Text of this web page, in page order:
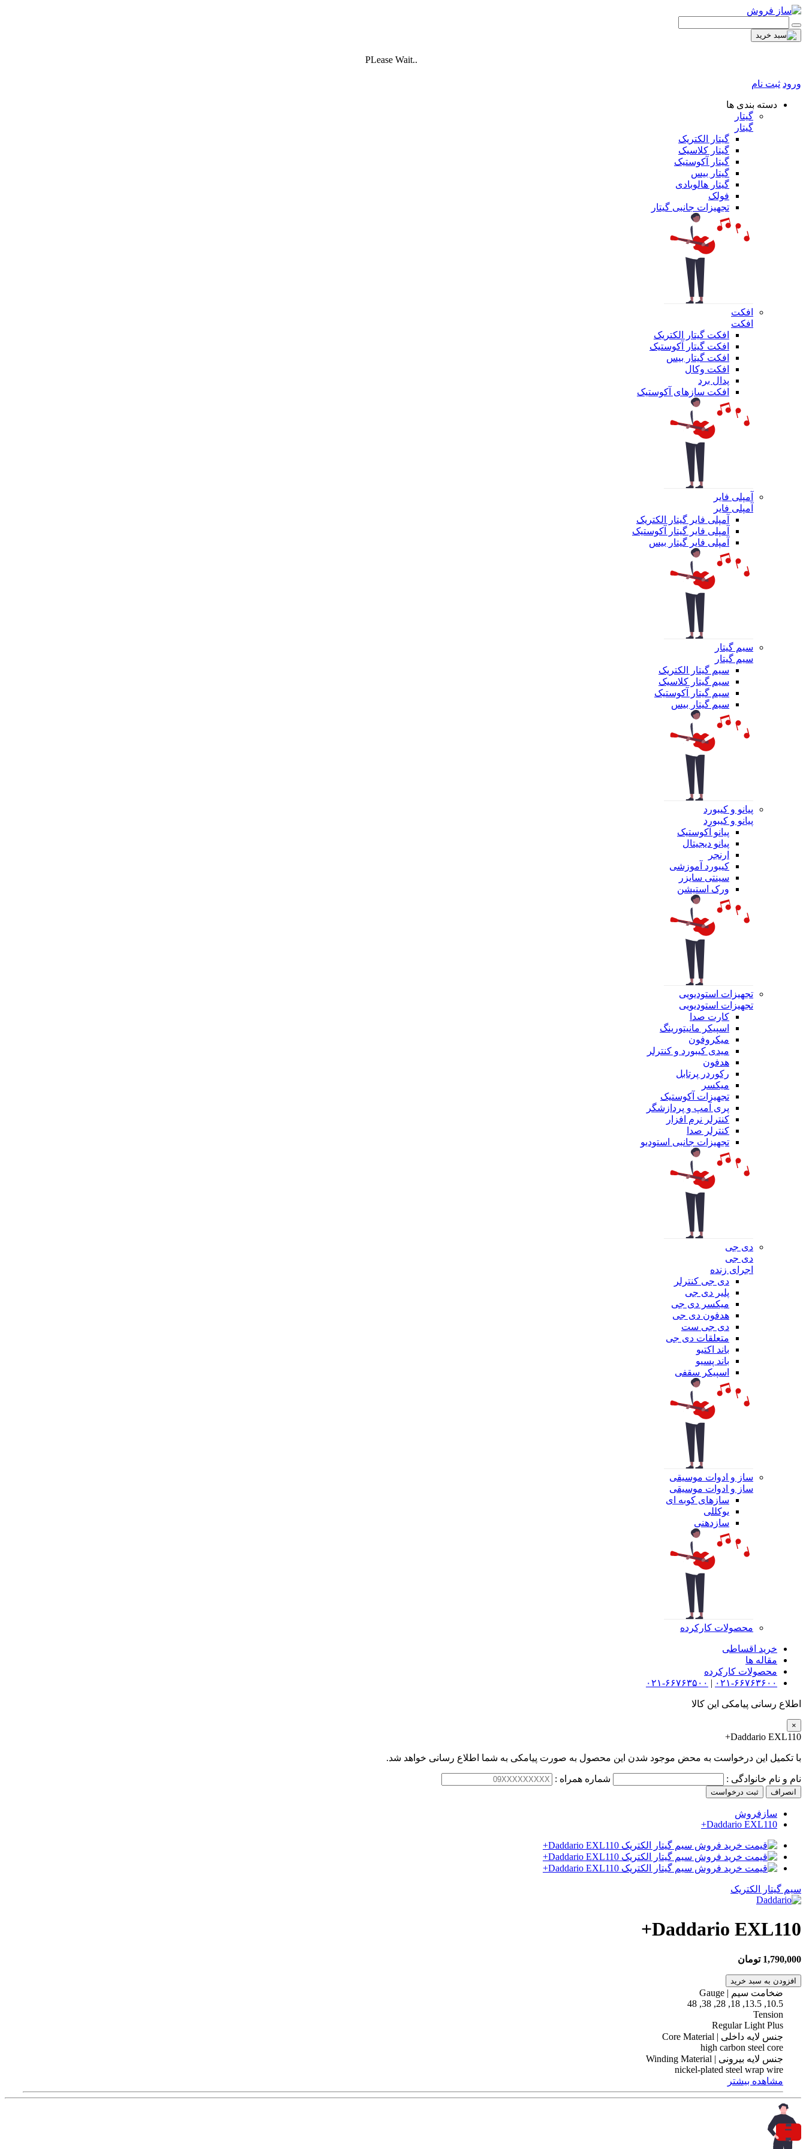
PLease Wait..
ورود ثبت نام
دسته بندی ها
گیتار
گیتار
گیتار الکتریک
گیتار کلاسیک
گیتار آکوستیک
گیتار بیس
گیتار هالوبادی
فولک
تجهیزات جانبی گیتار
افکت
افکت
افکت گیتار الکتریک
افکت گیتار آکوستیک
افکت گیتار بیس
افکت وکال
پدال برد
افکت سازهای آکوستیک
آمپلی فایر
آمپلی فایر
آمپلی فایر گیتار الکتریک
آمپلی فایر گیتار آکوستیک
آمپلی فایر گیتار بیس
سیم گیتار
سیم گیتار
سیم گیتار الکتریک
سیم گیتار کلاسیک
سیم گیتار آکوستیک
سیم گیتار بیس
پیانو و کیبورد
پیانو و کیبورد
پیانو آکوستیک
پیانو دیجیتال
ارنجر
کیبورد آموزشی
سینتی سایزر
ورک استیشن
تجهیزات استودیویی
تجهیزات استودیویی
کارت صدا
اسپیکر مانیتورینگ
میکروفون
میدی کیبورد و کنترلر
هدفون
رکوردر پرتابل
میکسر
تجهیزات آکوستیک
پری آمپ و پردازشگر
کنترلر نرم افزار
کنترلر صدا
تجهیزات جانبی استودیو
دی جی
دی جی
اجرای زنده
دی جی کنترلر
پلیر دی جی
میکسر دی جی
هدفون دی جی
دی جی ست
متعلقات دی جی
باند اکتیو
باند پسیو
اسپیکر سقفی
ساز و ادوات موسیقی
ساز و ادوات موسیقی
سازهای کوبه ای
یوکللی
سازدهنی
محصولات کارکرده
خرید اقساطی
مقاله ها
محصولات کارکرده
۰۲۱-۶۶۷۶۳۶۰۰ | ۰۲۱-۶۶۷۶۳۵۰۰
اطلاع رسانی پیامکی این کالا
×
Daddario EXL110+
با تکمیل این درخواست به محض موجود شدن این محصول به صورت پیامکی به شما اطلاع رسانی خواهد شد.
نام و نام خانوادگی : شماره همراه :
انصراف ثبت درخواست
سازفروش
Daddario EXL110+
سیم گیتار الکتریک
Daddario EXL110+
1,790,000 تومان
افزودن به سبد خرید
ضخامت سیم | Gauge
10.5, 13.5, 18, 28, 38, 48
Tension
Regular Light Plus
جنس لایه داخلی | Core Material
high carbon steel core
جنس لایه بیرونی | Winding Material
nickel-plated steel wrap wire
مشاهده بیشتر